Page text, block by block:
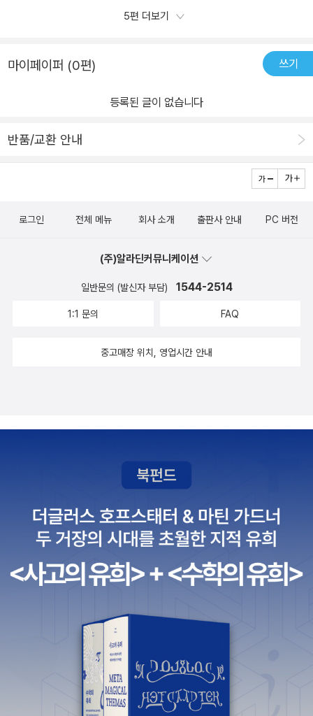
를 정전기 현상으로 밝히기도 하고머리털에 풍선을 비비면 전자들이
줘요.아이들이 풍부한 그림과 함께 사진 자료를 보며 앞서 배운 과학
개념을 한번더 머리속에 저장할 수 있도록 도와주는 재미있는 과학그
림책이예요.​바다에서 잡은 물고기 과연 키울 수 있을까?김블루와 친
과를 구워먹으며 불의 고리를 배우고 초강력태풍으로 집이 날아가는
부분의 해답을 찾으려는 모습이 재미있기도 하고 감동적인 모습을 보
지식들을 다루고 있다면악동 김블루와 함께 하는 기초과학은 초등부
에 올라가서 만나게 될 어려운 과학 이론들을 미리 만나보며 기초를
의 구조, 전기력, 물의순환 등 어렵지만 중요한 과학개념을 재미있게
배워볼 수 있어요.​[출판사로부터 도서 협찬을 받았고 본인의 주관적
머리의 김블루를 중심으로~ 시큰둥한 빗자루 루이 / 순진하 청소 솔
다쟁이 수세미 세미 / 겁 많은 때밀이 타월 밀이 / 마지막으로 지구를
정복하러 온 외계인 지지까지 생김새 그대로 이름과 캐릭터가 반영된
외계인이지구인들을 얕잡아 보지만 생각만큼 만만치 않은 지구정복
준다 ♬초등학생들의 기초과학의 기본을 잡아줄 수 있는 학습만화인
이 시리즈는~ 1권에서 힘과 운동, 빛과 파동, 우주에 대해 배울 수 있
고, 2권에서 생물의 기능, 물질의 변화, 에너지에 대해 배운다. 그리고
구조부터 시작해서 전기력과 물의 순환 등 무려 18가지 기초과학의
복잡해 지는데 아이들에게 과학의 진짜 재미를 알려주는 책이 바로
이 것이다. 김블루와 친구들의 모험을 통해 깔깔깔 웃으면서 어렵게
지 않고 반은 만화 반은 글로 쓰여져 있다. 또한 총 3개로 나뉘어진 장
니 똑소리나는 아이들로 자랄 수 있는 참 좋은 책이다 s(^0^)vV go
od job!!!!엉뚱하면서 재밌는 이야기가 한가득 들어있는데~ 재미있
다. 아이들은 이러한 즐거운 내용을 통해 학습을 할 수 있다는 사실이
참 좋은 시대에 태어났구나 부러웠다.책의 맨 뒷부분에는 교과연계표
가 친절하게 나와 있는데~ 3학년 1학기 자석의 이용, 지구의 모습부
터 4학년 1학기 지층과 화석, 4학년 2학기 화산과 지진, 물의 여행, 5
있음을 알 수 있다. 뿐만아니라 중등과학 1학년 지권의 변화부터~2학
년 전기와 자기, 수권과 해수의 순환, 3학년 기권과 날씨까지 다 연계
가 되어있다. <악동 김블루의 친절한 과학> 초등부터 중등까지 다 도
움이 되니 소장각이라는 생각이 들었다. 1권과 2권을 못만나봤는데
딸래미들이 앞에 이야기도 너무 보고 싶다고 사달라고 한다^-^!아이
5편 더보기
마이페이퍼 (0편) 쓰기
등록된 글이 없습니다
반품/교환 안내
로그인 전체 메뉴 회사 소개 출판사 안내 PC 버전
(주)알라딘커뮤니케이션
일반문의 (발신자 부담) 1544-2514
1:1 문의 FAQ
중고매장 위치, 영업시간 안내